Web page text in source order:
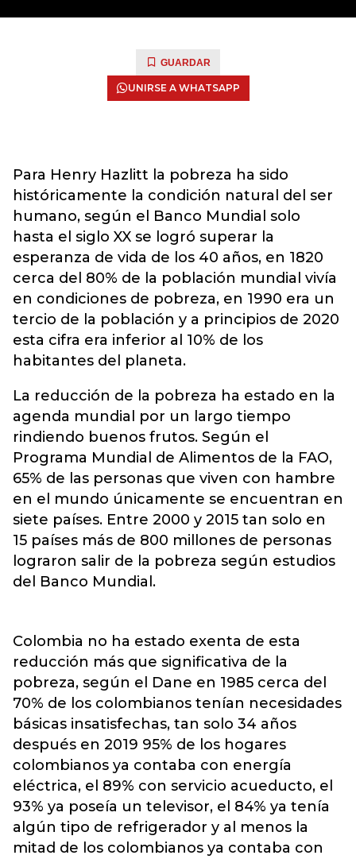
GUARDAR
UNIRSE A WHATSAPP
Para Henry Hazlitt la pobreza ha sido
históricamente la condición natural del ser
humano, según el Banco Mundial solo
hasta el siglo XX se logró superar la
esperanza de vida de los 40 años, en 1820
cerca del 80% de la población mundial vivía
en condiciones de pobreza, en 1990 era un
tercio de la población y a principios de 2020
esta cifra era inferior al 10% de los
habitantes del planeta.
La reducción de la pobreza ha estado en la
agenda mundial por un largo tiempo
rindiendo buenos frutos. Según el
Programa Mundial de Alimentos de la FAO,
65% de las personas que viven con hambre
en el mundo únicamente se encuentran en
siete países. Entre 2000 y 2015 tan solo en
15 países más de 800 millones de personas
lograron salir de la pobreza según estudios
del Banco Mundial.
Colombia no ha estado exenta de esta
reducción más que significativa de la
pobreza, según el Dane en 1985 cerca del
70% de los colombianos tenían necesidades
básicas insatisfechas, tan solo 34 años
después en 2019 95% de los hogares
colombianos ya contaba con energía
eléctrica, el 89% con servicio acueducto, el
93% ya poseía un televisor, el 84% ya tenía
algún tipo de refrigerador y al menos la
mitad de los colombianos ya contaba con